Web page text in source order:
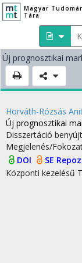
Magyar
Tára
Új prognosztikai
Horváth-Rózsás
Új prognosztikai
Disszertáció
Megjelenés/
DOI
SE
Központi kezelésű